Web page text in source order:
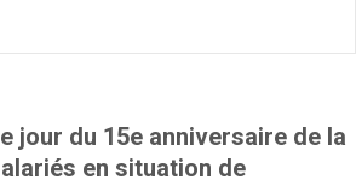
jour du 15e anniversaire de la
en situation de